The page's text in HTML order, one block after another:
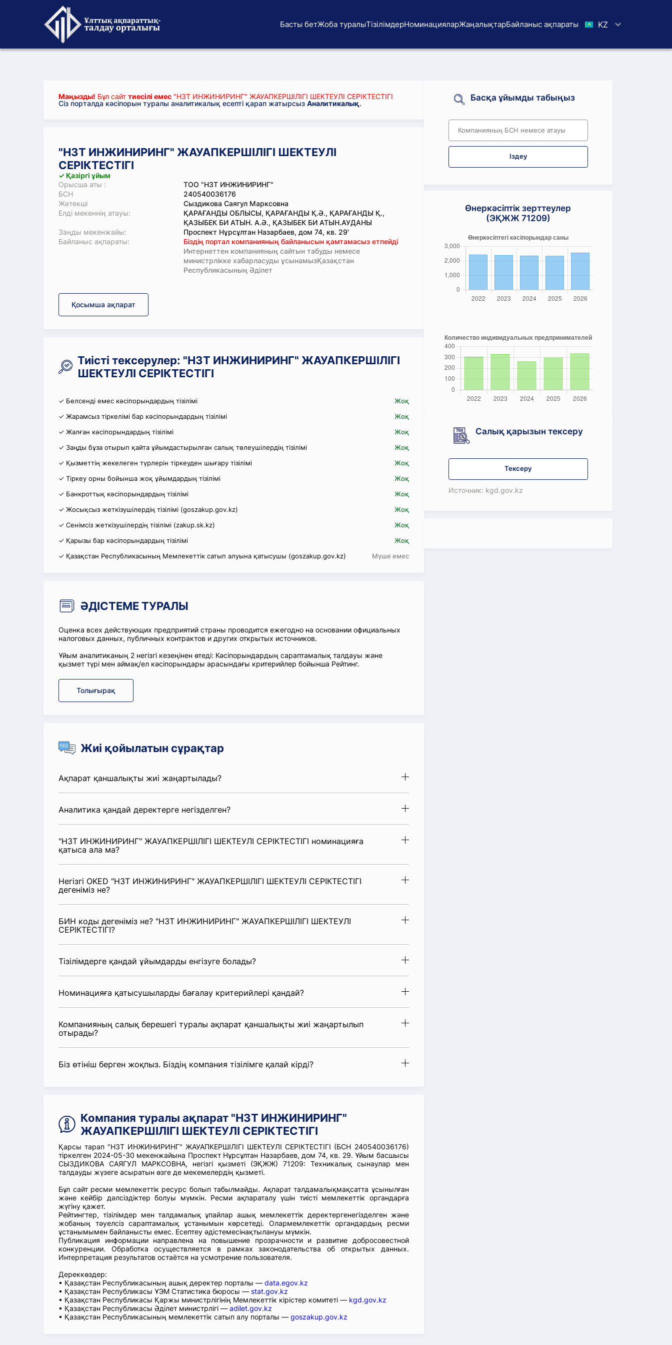
Басты бетЖоба туралыТізілімдерНоминацияларЖаңалықтарБайланыс ақпараты KZ
Маңызды! Бұл сайт тиесілі емес "НЗТ ИНЖИНИРИНГ" ЖАУАПКЕРШІЛІГІ ШЕКТЕУЛІ СЕРІКТЕСТІГІ
Сіз порталда кәсіпорын туралы аналитикалық есепті қарап жатырсыз Аналитикалық.
"НЗТ ИНЖИНИРИНГ" ЖАУАПКЕРШІЛІГІ ШЕКТЕУЛІ
СЕРІКТЕСТІГІ
✓ Қазіргі ұйым
Орысша аты :
ТОО "НЗТ ИНЖИНИРИНГ"
БСН
240540036176
Жетекші
Сыздикова Саягул Марксовна
Елді мекеннің атауы:
ҚАРАҒАНДЫ ОБЛЫСЫ, ҚАРАҒАНДЫ Қ.Ә., ҚАРАҒАНДЫ Қ.,
ҚАЗЫБЕК БИ АТЫН. А.Ә., ҚАЗЫБЕК БИ АТЫН.АУДАНЫ
Заңды мекенжайы:
Проспект Нұрсұлтан Назарбаев, дом 74, кв. 29'
Байланыс ақпараты:
Біздің портал компанияның байланысын қамтамасыз етпейді
Интернеттен компанияның сайтын табуды немесе
министрлікке хабарласуды ұсынамызҚазақстан
Республикасының Әділет
Қосымша ақпарат
Тиісті тексерулер: "НЗТ ИНЖИНИРИНГ" ЖАУАПКЕРШІЛІГІ
ШЕКТЕУЛІ СЕРІКТЕСТІГІ
✓ Белсенді емес кәсіпорындардың тізілімі
Жоқ
✓ Жарамсыз тіркелімі бар кәсіпорындардың тізілімі
Жоқ
✓ Жалған кәсіпорындардың тізілімі
Жоқ
✓ Заңды бұза отырып қайта ұйымдастырылған салық төлеушілердің тізілімі
Жоқ
✓ Қызметтің жекелеген түрлерін тіркеуден шығару тізілімі
Жоқ
✓ Тіркеу орны бойынша жоқ ұйымдардың тізілімі
Жоқ
✓ Банкроттық кәсіпорындардың тізілімі
Жоқ
✓ Жосықсыз жеткізушілердің тізілімі (goszakup.gov.kz)
Жоқ
✓ Сенімсіз жеткізушілердің тізілімі (zakup.sk.kz)
Жоқ
✓ Қарызы бар кәсіпорындардың тізілімі
Жоқ
✓ Қазақстан Республикасының Мемлекеттік сатып алуына қатысушы (goszakup.gov.kz)
Мүше емес
ӘДІСТЕМЕ ТУРАЛЫ
Оценка всех действующих предприятий страны проводится ежегодно на основании официальных
налоговых данных, публичных контрактов и других открытых источников.
Ұйым аналитиканың 2 негізгі кезеңінен өтеді: Кәсіпорындардың сараптамалық талдауы және
қызмет түрі мен аймақ/ел кәсіпорындары арасындағы критерийлер бойынша Рейтинг.
Толығырақ
Жиі қойылатын сұрақтар
Ақпарат қаншалықты жиі жаңартылады?
Аналитика қандай деректерге негізделген?
"НЗТ ИНЖИНИРИНГ" ЖАУАПКЕРШІЛІГІ ШЕКТЕУЛІ СЕРІКТЕСТІГІ номинацияға
қатыса ала ма?
Негізгі OKED "НЗТ ИНЖИНИРИНГ" ЖАУАПКЕРШІЛІГІ ШЕКТЕУЛІ СЕРІКТЕСТІГІ
дегеніміз не?
БИН коды дегеніміз не? "НЗТ ИНЖИНИРИНГ" ЖАУАПКЕРШІЛІГІ ШЕКТЕУЛІ
СЕРІКТЕСТІГІ?
Тізілімдерге қандай ұйымдарды енгізуге болады?
Номинацияға қатысушыларды бағалау критерийлері қандай?
Компанияның салық берешегі туралы ақпарат қаншалықты жиі жаңартылып
отырады?
Біз өтініш берген жоқпыз. Біздің компания тізілімге қалай кірді?
Компания туралы ақпарат "НЗТ ИНЖИНИРИНГ"
ЖАУАПКЕРШІЛІГІ ШЕКТЕУЛІ СЕРІКТЕСТІГІ
Қарсы тарап "НЗТ ИНЖИНИРИНГ" ЖАУАПКЕРШІЛІГІ ШЕКТЕУЛІ СЕРІКТЕСТІГІ (БСН 240540036176)
тіркелген 2024-05-30 мекенжайына Проспект Нұрсұлтан Назарбаев, дом 74, кв. 29. Ұйым басшысы
СЫЗДИКОВА САЯГУЛ МАРКСОВНА, негізгі қызметі (ЭҚЖЖ) 71209: Техникалық сынаулар мен
талдауды жүзеге асыратын өзге де мекемелердің қызметі.
Бұл сайт ресми мемлекеттік ресурс болып табылмайды. Ақпарат талдамалықмақсатта ұсынылған
және кейбір дәлсіздіктер болуы мүмкін. Ресми ақпараталу үшін тиісті мемлекеттік органдарға
жүгіну қажет.
Рейтингтер, тізілімдер мен талдамалық ұпайлар ашық мемлекеттік деректергенегізделген және
жобаның тәуелсіз сараптамалық ұстанымын көрсетеді. Олармемлекеттік органдардың ресми
ұстанымымен байланысты емес. Есептеу әдістемесінақтылануы мүмкін.
Публикация информации направлена на повышение прозрачности и развитие добросовестной
конкуренции. Обработка осуществляется в рамках законодательства об открытых данных.
Интерпретация результатов остаётся на усмотрение пользователя.
Дереккөздер:
• Қазақстан Республикасының ашық деректер порталы — data.egov.kz
• Қазақстан Республикасы ҰЭМ Статистика бюросы — stat.gov.kz
• Қазақстан Республикасы Қаржы министрлігінің Мемлекеттік кірістер комитеті — kgd.gov.kz
• Қазақстан Республикасы Әділет министрлігі — adilet.gov.kz
• Қазақстан Республикасының мемлекеттік сатып алу порталы — goszakup.gov.kz
Басқа ұйымды табыңыз
Іздеу
Өнеркәсіптік зерттеулер
(ЭҚЖЖ 71209)
Салық қарызын тексеру
Тексеру
Источник: kgd.gov.kz